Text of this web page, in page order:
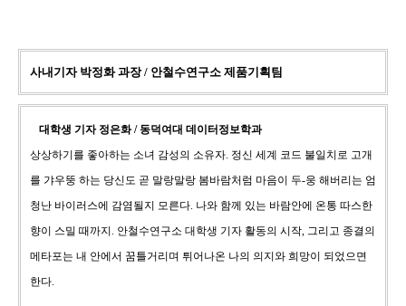
사내기자 박정화 과장 / 안철수연구소 제품기획팀
대학생 기자 정은화 / 동덕여대 데이터정보학과
상상하기를 좋아하는 소녀 감성의 소유자. 정신 세계 코드 불일치로 고개
를 갸우뚱 하는 당신도 곧 말랑말랑 봄바람처럼 마음이 두-웅 해버리는 엄
청난 바이러스에 감염될지 모른다. 나와 함께 있는 바람안에 온통 따스한
향이 스밀 때까지. 안철수연구소 대학생 기자 활동의 시작, 그리고 종결의
메타포는 내 안에서 꿈틀거리며 튀어나온 나의 의지와 희망이 되었으면
한다.